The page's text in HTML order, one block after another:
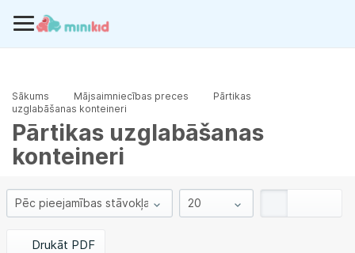
Sākums Mājsaimniecības preces
Pārtikas
uzglabāšanas konteineri
Pārtikas uzglabāšanas
konteineri
Drukāt PDF